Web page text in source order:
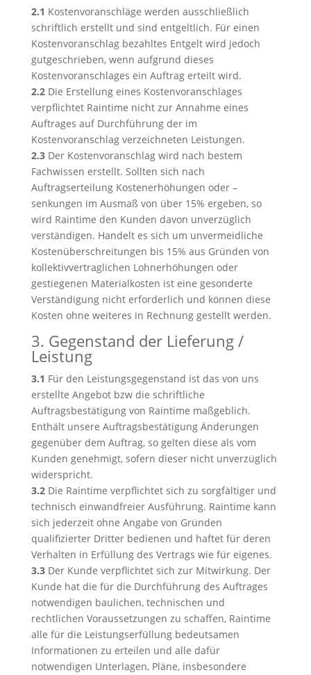
2.1 Kostenvoranschläge werden ausschließlich
schriftlich erstellt und sind entgeltlich. Für einen
Kostenvoranschlag bezahltes Entgelt wird jedoch
gutgeschrieben, wenn aufgrund dieses
Kostenvoranschlages ein Auftrag erteilt wird.
2.2Die Erstellung eines Kostenvoranschlages
verpflichtet Raintime nicht zur Annahme eines
Auftrages auf Durchführung der im
Kostenvoranschlag verzeichneten Leistungen.
2.3Der Kostenvoranschlag wird nach bestem
Fachwissen erstellt. Sollten sich nach
Auftragserteilung Kostenerhöhungen oder –
senkungen im Ausmaß von über 15% ergeben, so
wird Raintime den Kunden davon unverzüglich
verständigen. Handelt es sich um unvermeidliche
Kostenüberschreitungen bis 15% aus Gründen von
kollektivvertraglichen Lohnerhöhungen oder
gestiegenen Materialkosten ist eine gesonderte
Verständigung nicht erforderlich und können diese
Kosten ohne weiteres in Rechnung gestellt werden.
3. Gegenstand der Lieferung /
Leistung
3.1 Für den Leistungsgegenstand ist das von uns
erstellte Angebot bzw die schriftliche
Auftragsbestätigung von Raintime maßgeblich.
Enthält unsere Auftragsbestätigung Änderungen
gegenüber dem Auftrag, so gelten diese als vom
Kunden genehmigt, sofern dieser nicht unverzüglich
widerspricht.
3.2Die Raintime verpflichtet sich zu sorgfältiger und
technisch einwandfreier Ausführung. Raintime kann
sich jederzeit ohne Angabe von Gründen
qualifizierter Dritter bedienen und haftet für deren
Verhalten in Erfüllung des Vertrags wie für eigenes.
3.3Der Kunde verpflichtet sich zur Mitwirkung. Der
Kunde hat die für die Durchführung des Auftrages
notwendigen baulichen, technischen und
rechtlichen Voraussetzungen zu schaffen, Raintime
alle für die Leistungserfüllung bedeutsamen
Informationen zu erteilen und alle dafür
notwendigen Unterlagen, Pläne, insbesondere